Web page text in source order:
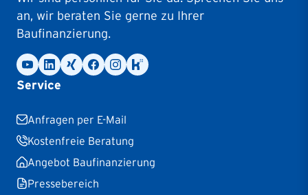
an, wir beraten Sie gerne zu Ihrer
Baufinanzierung.
Service
Anfragen per E-Mail
Kostenfreie Beratung
Angebot Baufinanzierung
Pressebereich